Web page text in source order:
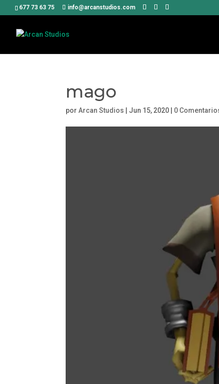
677 73 63 75 info@arcanstudios.com
mago
porArcan Studios Jun 15, 2020 0